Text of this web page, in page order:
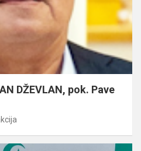
DŽEVLAN, pok. Pave